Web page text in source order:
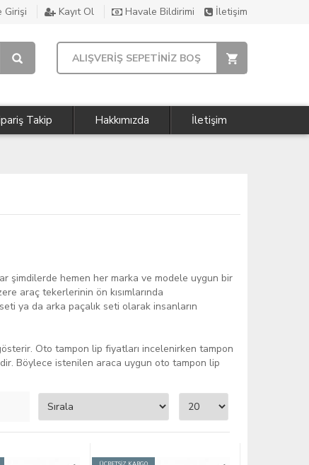
Girişi Kayıt Ol Havale Bildirimi İletişim
ALIŞVERİŞ SEPETİNİZ BOŞ
Takip Hakkımızda İletişim
şimdilerde hemen her marka ve modele uygun bir
araç tekerlerinin ön kısımlarında
ya da arka paçalık seti olarak insanların
Oto tampon lip fiyatları incelenirken tampon
Böylece istenilen araca uygun oto tampon lip